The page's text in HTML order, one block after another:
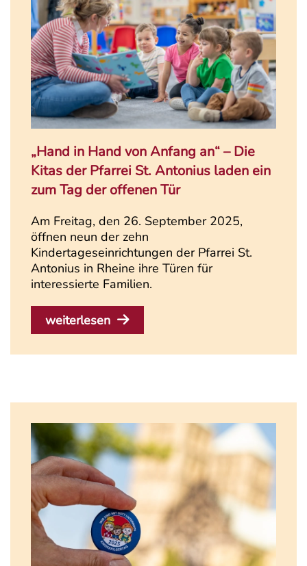
„Hand in Hand von Anfang an“ – Die
Kitas der Pfarrei St. Antonius laden ein
zum Tag der offenen Tür
Am Freitag, den 26. September 2025,
öffnen neun der zehn
Kindertageseinrichtungen der Pfarrei St.
Antonius in Rheine ihre Türen für
interessierte Familien.
weiterlesen